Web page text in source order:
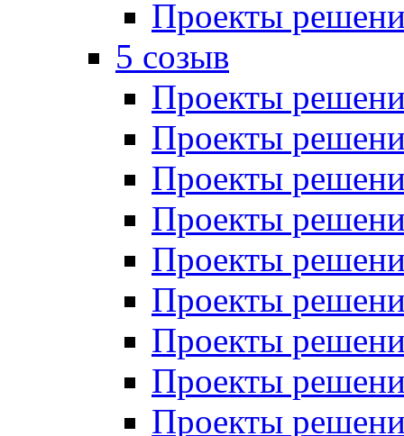
Проекты
5 созыв
Проекты
Проекты
Проекты
Проекты
Проекты
Проекты
Проекты
Проекты
Проекты